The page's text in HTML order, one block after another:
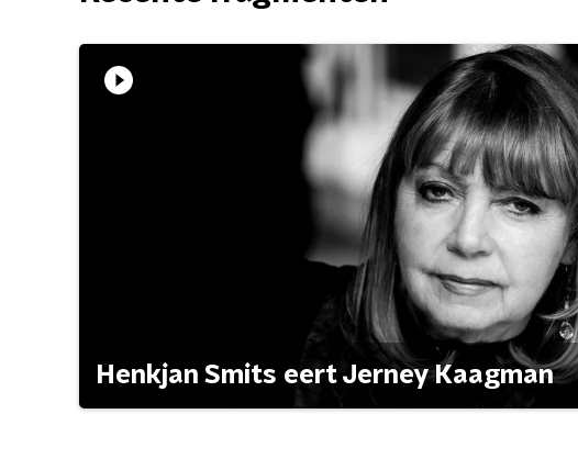
Henkjan Smits eert Jerney Kaagman